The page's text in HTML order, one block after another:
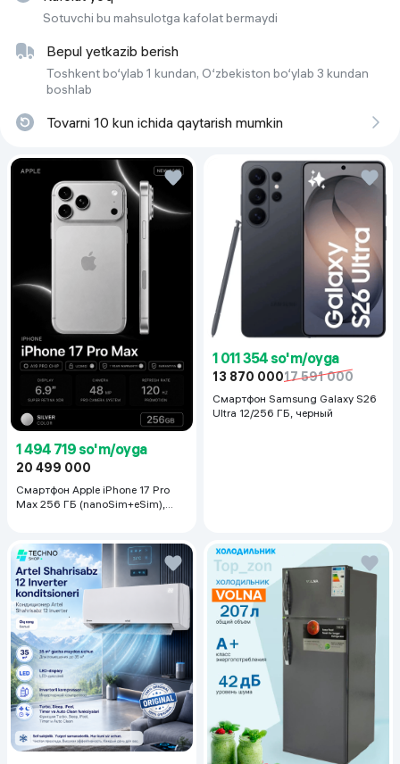
Sotuvchi bu mahsulotga kafolat bermaydi
Bepul yetkazib berish
Toshkent bo‘ylab 1 kundan, O‘zbekiston bo‘ylab 3 kundan
boshlab
Tovarni 10 kun ichida qaytarish mumkin
1 494 719 so'm/oyga
20 499 000
Смартфон Apple iPhone 17 Pro
Max 256 ГБ (nanoSim+eSim),
1 011 354 so'm/oyga
13 870 00017 591 000
Смартфон Samsung Galaxy S26
Ultra 12/256 ГБ, черный